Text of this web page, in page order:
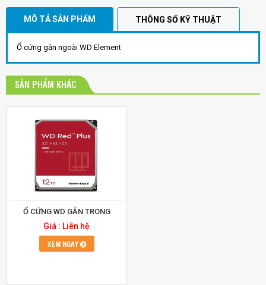
MÔ TẢ SẢN PHẨM THÔNG SỐ KỸ THUẬT
Ổ cứng gắn ngoài WD Element
SẢN PHẨM KHÁC
Ổ CỨNG WD GẮN TRONG
Giá : Liên hệ
XEM NGAY